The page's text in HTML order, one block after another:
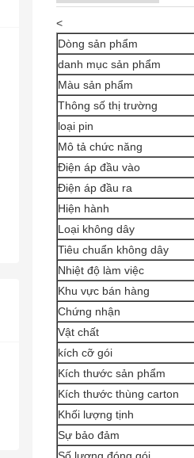
<
Dòng sản phẩm
danh mục sản phẩm
Màu sản phẩm
Thông số thị trường
loại pin
Mô tả chức năng
Điện áp đầu vào
Điện áp đầu ra
Hiện hành
Loại không dây
Tiêu chuẩn không dây
Nhiệt độ làm việc
Khu vực bán hàng
Chứng nhận
Vật chất
kích cỡ gói
Kích thước sản phẩm
Kích thước thùng carton
Khối lượng tịnh
Sự bảo đảm